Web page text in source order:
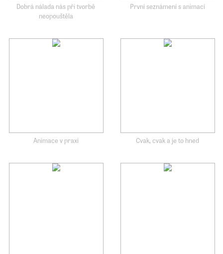
Dobrá nálada nás při tvorbě
neopouštěla
První seznámení s animací
Animace v praxi Cvak, cvak a je to hned